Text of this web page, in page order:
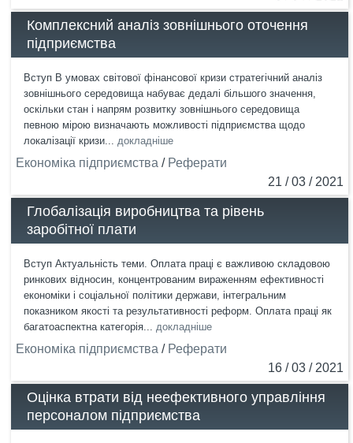
Комплексний аналіз зовнішнього оточення
підприємства
Вступ В умовах світової фінансової кризи стратегічний аналіз
зовнішнього середовища набуває дедалі більшого значення,
оскільки стан і напрям розвитку зовнішнього середовища
певною мірою визначають можливості підприємства щодо
локалізації кризи... докладніше
Економіка підприємства / Реферати
21 / 03 / 2021
Глобалізація виробництва та рівень
заробітної плати
Вступ Актуальність теми. Оплата праці є важливою складовою
ринкових відносин, концентрованим вираженням ефективності
економіки і соціальної політики держави, інтегральним
показником якості та результативності реформ. Оплата праці як
багатоаспектна категорія... докладніше
Економіка підприємства / Реферати
16 / 03 / 2021
Оцінка втрати від неефективного управління
персоналом підприємства